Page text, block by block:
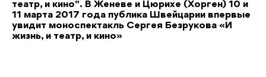
театр, и кино". В Женеве и Цюрихе (Хорген) 10 и
11 марта 2017 года публика Швейцарии впервые
увидит моноспектакль Сергея Безрукова «И
жизнь, и театр, и кино»